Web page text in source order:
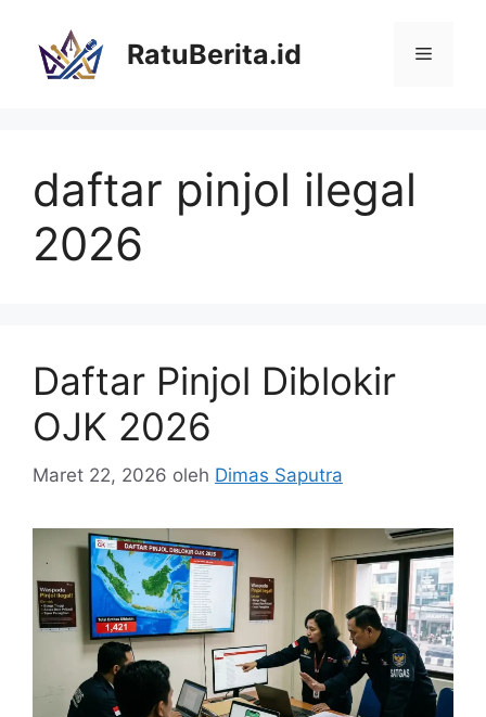
RatuBerita.id Menu
daftar pinjol ilegal
2026
Daftar Pinjol Diblokir
OJK 2026
Maret 22, 2026 oleh Dimas Saputra